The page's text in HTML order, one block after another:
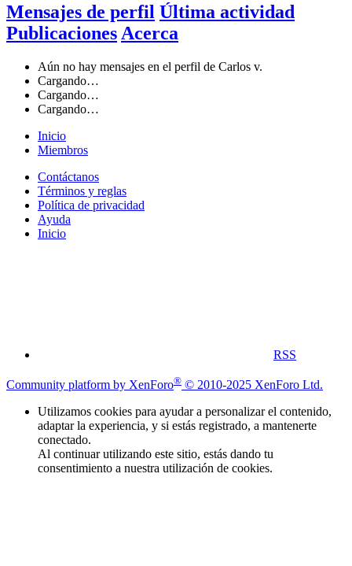
Mensajes de perfil Última actividad
Publicaciones Acerca
Aún no hay mensajes en el perfil de Carlos v.
Cargando…
Cargando…
Cargando…
Inicio
Miembros
Contáctanos
Términos y reglas
Política de privacidad
Ayuda
Inicio
RSS
Community platform by XenForo® © 2010-2025 XenForo Ltd.
Utilizamos cookies para ayudar a personalizar el contenido,
adaptar la experiencia, y si estás registrado, a mantenerte
conectado.
Al continuar utilizando este sitio, estás dando tu
consentimiento a nuestra utilización de cookies.